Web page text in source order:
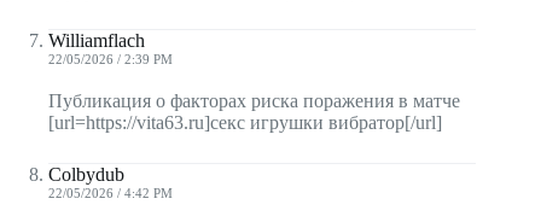
Williamflach
22/05/2026 / 2:39 PM
Публикация о факторах риска поражения в матче
[url=https://vita63.ru]секс игрушки вибратор[/url]
Colbydub
22/05/2026 / 4:42 PM